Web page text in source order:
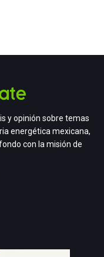
y opinión sobre temas
energética mexicana,
con la misión de